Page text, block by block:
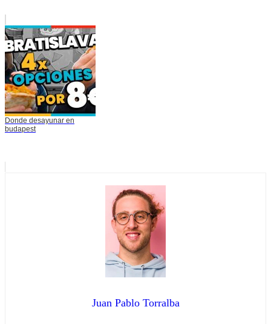
Donde desayunar en
budapest
Juan Pablo Torralba